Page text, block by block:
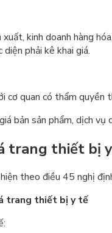
kinh doanh hàng
phải kê khai giá.
cơ quan có thẩm quyền
bản sản phẩm, dịch
trang thiết bị
theo điều 45 nghị
trang thiết bị y tế